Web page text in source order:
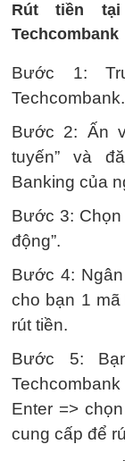
Rút tiền tại
Techcombank
Bước 1:
Techcombank.
Bước 2: Ấn
tuyến” và
Banking của
Bước 3: Chọn
động”.
Bước 4:
cho bạn 1 mã
rút tiền.
Bước 5:
Enter =>
cung cấp để